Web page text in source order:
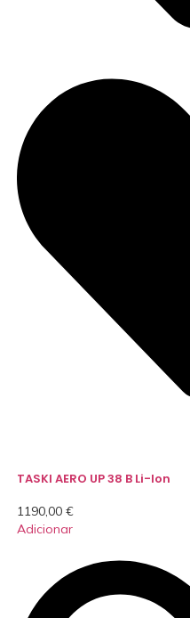
TASKI AERO UP 38 B Li-Ion
1190,00 €
Adicionar